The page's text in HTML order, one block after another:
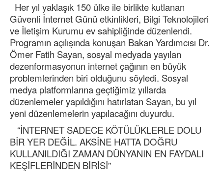
Her yıl yaklaşık 150 ülke ile birlikte kutlanan
Güvenli İnternet Günü etkinlikleri, Bilgi Teknolojileri
ve İletişim Kurumu ev sahipliğinde düzenlendi.
Programın açılışında konuşan Bakan Yardımcısı Dr.
Ömer Fatih Sayan, sosyal medyada yayılan
dezenformasyonun internet çağının en büyük
problemlerinden biri olduğunu söyledi. Sosyal
medya platformlarına geçtiğimiz yıllarda
düzenlemeler yapıldığını hatırlatan Sayan, bu yıl
yeni düzenlemelerin yapılacağını duyurdu.
“İNTERNET SADECE KÖTÜLÜKLERLE DOLU
BİR YER DEĞİL. AKSİNE HATTA DOĞRU
KULLANILDIĞI ZAMAN DÜNYANIN EN FAYDALI
KEŞİFLERİNDEN BİRİSİ”